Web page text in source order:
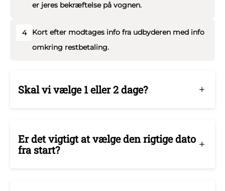
er jeres bekræftelse på vognen.
4
Kort efter modtages info fra udbyderen med info
omkring restbetaling.
Skal vi vælge 1 eller 2 dage?
Er det vigtigt at vælge den rigtige dato
fra start?